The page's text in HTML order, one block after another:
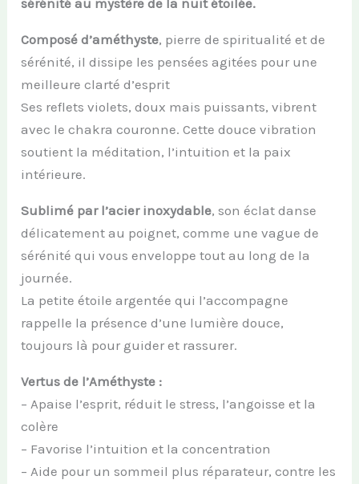
Composé d’améthyste, pierre de spiritualité et de
sérénité, il dissipe les pensées agitées pour une
meilleure clarté d’esprit
Ses reflets violets, doux mais puissants, vibrent
avec le chakra couronne. Cette douce vibration
soutient la méditation, l’intuition et la paix
intérieure.
Sublimé par l’acier inoxydable, son éclat danse
délicatement au poignet, comme une vague de
sérénité qui vous enveloppe tout au long de la
journée.
La petite étoile argentée qui l’accompagne
rappelle la présence d’une lumière douce,
toujours là pour guider et rassurer.
Vertus de l’Améthyste :
– Apaise l’esprit, réduit le stress, l’angoisse et la
colère
– Favorise l’intuition et la concentration
– Aide pour un sommeil plus réparateur, contre les